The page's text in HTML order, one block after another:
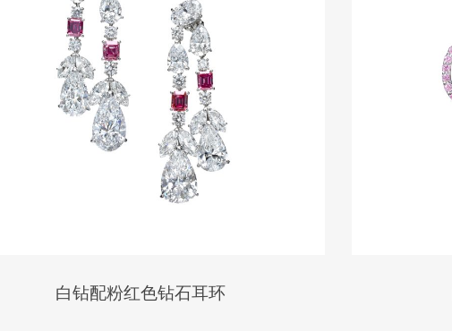
白钻配粉红色钻石耳环